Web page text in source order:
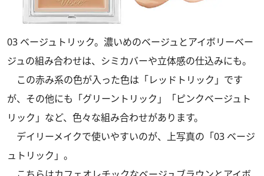
03 ベージュトリック。濃いめのベージュとアイボリーベー
ジュの組み合わせは、シミカバーや立体感の仕込みにも。
この赤み系の色が入った色は「レッドトリック」です
が、その他にも「グリーントリック」「ピンクベージュト
リック」など、色々な組み合わせがあります。
デイリーメイクで使いやすいのが、上写真の「03 ベージ
ュトリック」。